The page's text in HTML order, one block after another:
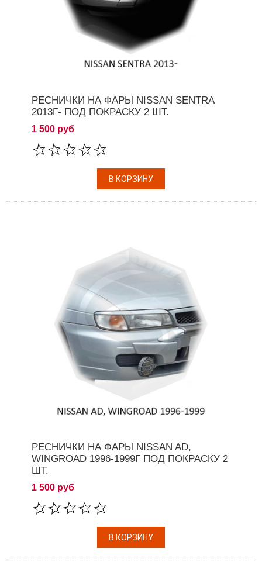
РЕСНИЧКИ НА ФАРЫ NISSAN SENTRA
2013Г- ПОД ПОКРАСКУ 2 ШТ.
1 500 руб
РЕСНИЧКИ НА ФАРЫ NISSAN AD,
WINGROAD 1996-1999Г ПОД ПОКРАСКУ 2
ШТ.
1 500 руб